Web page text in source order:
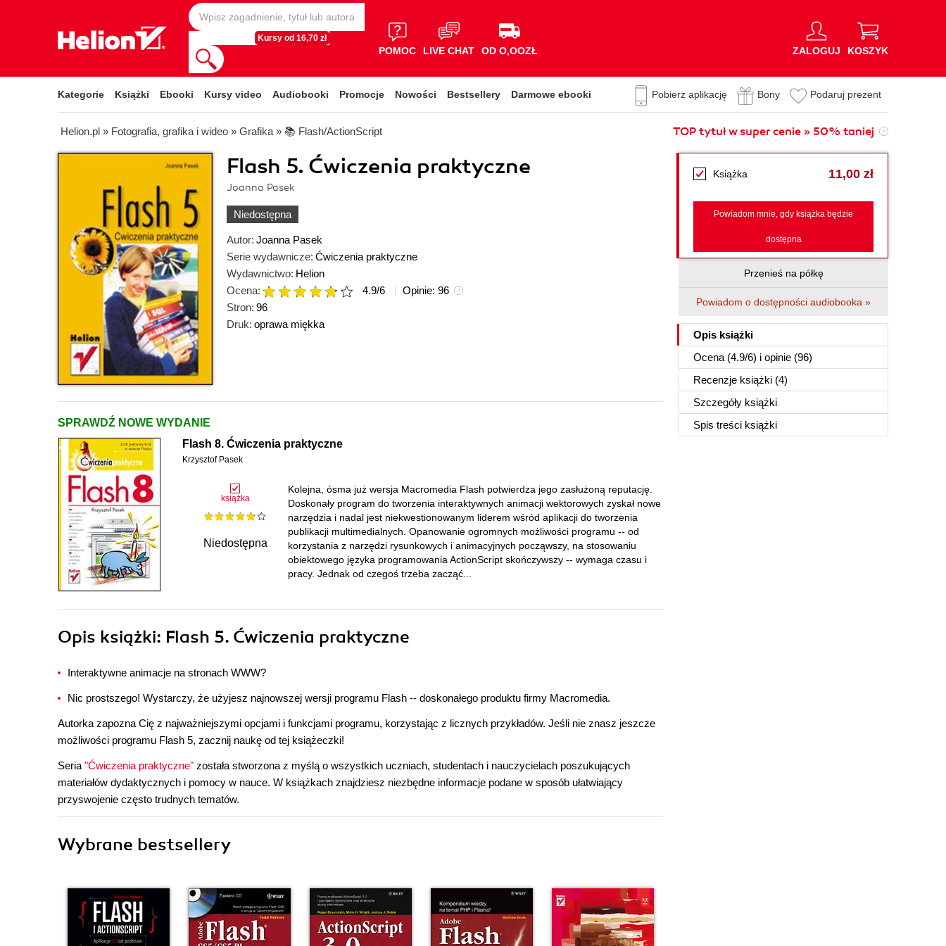
Kursy od 16,70 zł
POMOC LIVE CHAT OD O,OOZŁ ZALOGUJ KOSZYK
Kategorie Książki Ebooki Kursy video Audiobooki Promocje Nowości Bestsellery Darmowe ebooki Pobierz aplikację Bony Podaruj prezent
Helion.pl » Fotografia, grafika i wideo » Grafika » 📚 Flash/ActionScript TOP tytuł w super cenie » 50% taniej
Flash 5. Ćwiczenia praktyczne
Joanna Pasek
Niedostępna
Autor: Joanna Pasek
Serie wydawnicze: Ćwiczenia praktyczne
Wydawnictwo: Helion
Ocena:
4.9/6 Opinie: 96
Stron: 96
Druk: oprawa miękka
Książka 11,00 zł
Powiadom mnie, gdy książka będzie
dostępna
Przenieś na półkę
Powiadom o dostępności audiobooka »
Opis książki
Ocena (4.9/6) i opinie (96)
Recenzje książki (4)
Szczegóły książki
Spis treści książki
SPRAWDŹ NOWE WYDANIE
Flash 8. Ćwiczenia praktyczne
Krzysztof Pasek
książka
Niedostępna
Kolejna, ósma już wersja Macromedia Flash potwierdza jego zasłużoną reputację.
Doskonały program do tworzenia interaktywnych animacji wektorowych zyskał nowe
narzędzia i nadal jest niekwestionowanym liderem wśród aplikacji do tworzenia
publikacji multimedialnych. Opanowanie ogromnych możliwości programu -- od
korzystania z narzędzi rysunkowych i animacyjnych począwszy, na stosowaniu
obiektowego języka programowania ActionScript skończywszy -- wymaga czasu i
pracy. Jednak od czegoś trzeba zacząć...
Opis książki: Flash 5. Ćwiczenia praktyczne
Interaktywne animacje na stronach WWW?
Nic prostszego! Wystarczy, że użyjesz najnowszej wersji programu Flash -- doskonałego produktu firmy Macromedia.
Autorka zapozna Cię z najważniejszymi opcjami i funkcjami programu, korzystając z licznych przykładów. Jeśli nie znasz jeszcze
możliwości programu Flash 5, zacznij naukę od tej książeczki!
Seria "Ćwiczenia praktyczne" została stworzona z myślą o wszystkich uczniach, studentach i nauczycielach poszukujących
materiałów dydaktycznych i pomocy w nauce. W książkach znajdziesz niezbędne informacje podane w sposób ułatwiający
przyswojenie często trudnych tematów.
Wybrane bestsellery